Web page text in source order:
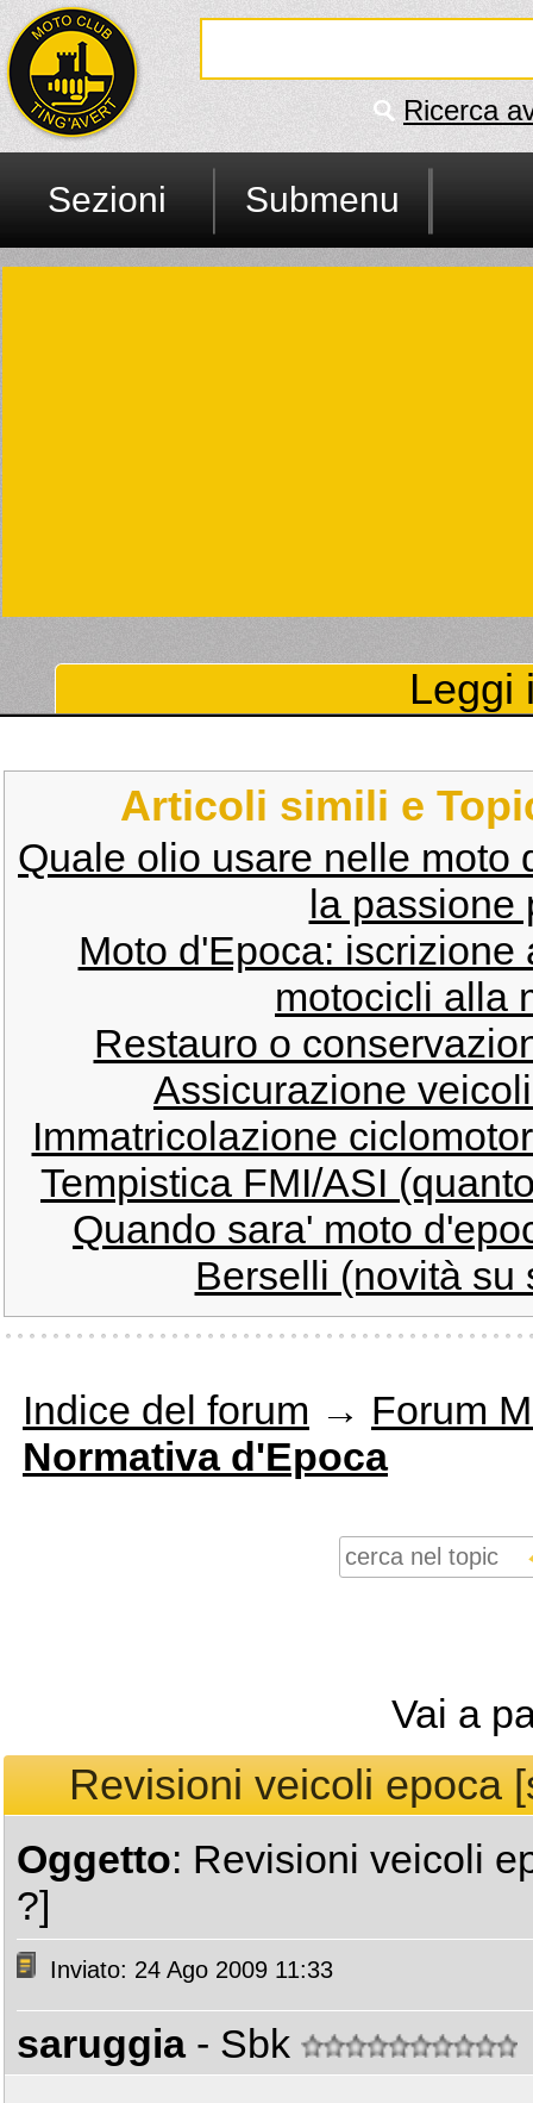
Ricerca
Sezioni Submenu
Leggi
Articoli simili e
Quale olio usare nelle moto
la passione
Moto d'Epoca: iscrizione
motocicli alla
Restauro o
Assicurazione
Immatricolazione
Tempistica FMI/ASI
Quando sara' moto
Berselli (novità su
Indice del forum → Forum
Normativa d'Epoca
Vai a
Revisioni veicoli epoca
Oggetto: Revisioni veicoli
?]
Inviato: 24 Ago 2009 11:33
saruggia - Sbk